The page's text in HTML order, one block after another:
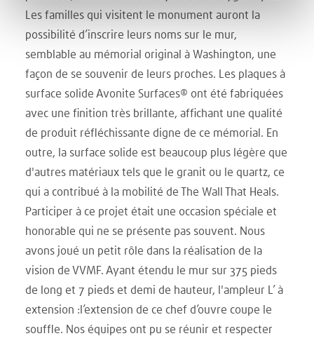
Les familles qui visitent le monument auront la
possibilité d’inscrire leurs noms sur le mur,
semblable au mémorial original à Washington, une
façon de se souvenir de leurs proches. Les plaques à
surface solide Avonite Surfaces® ont été fabriquées
avec une finition très brillante, affichant une qualité
de produit réfléchissante digne de ce mémorial. En
outre, la surface solide est beaucoup plus légère que
d'autres matériaux tels que le granit ou le quartz, ce
qui a contribué à la mobilité de The Wall That Heals.
Participer à ce projet était une occasion spéciale et
honorable qui ne se présente pas souvent. Nous
avons joué un petit rôle dans la réalisation de la
vision de VVMF. Ayant étendu le mur sur 375 pieds
de long et 7 pieds et demi de hauteur, l'ampleur L’ à
extension :l’extension de ce chef d’ouvre coupe le
souffle. Nos équipes ont pu se réunir et respecter